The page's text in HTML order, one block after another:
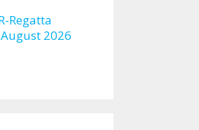
Regatta
2026